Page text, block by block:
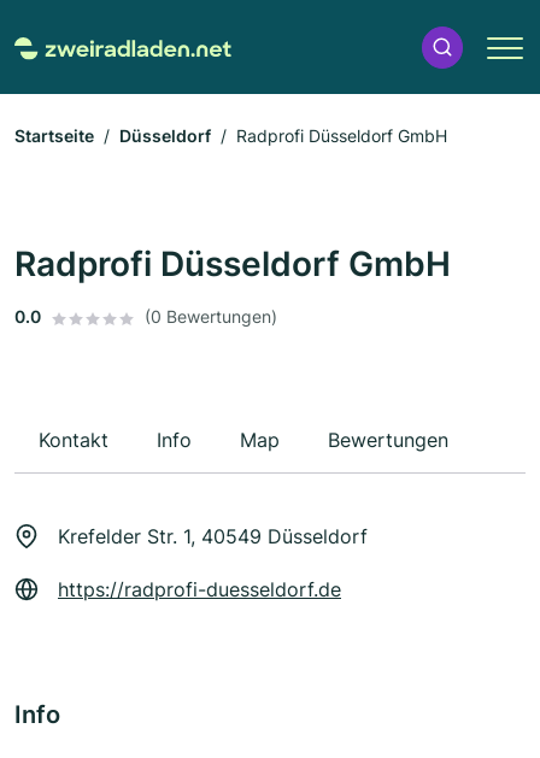
Startseite Düsseldorf Radprofi Düsseldorf GmbH
Radprofi Düsseldorf GmbH
0.0 (0 Bewertungen)
Kontakt Info Map Bewertungen
Krefelder Str. 1, 40549 Düsseldorf
https://radprofi-duesseldorf.de
Info